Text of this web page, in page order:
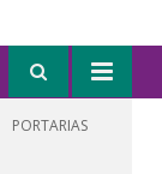
PORTARIAS